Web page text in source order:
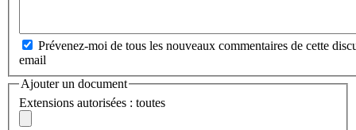
Prévenez-moi de tous les nouveaux commentaires de cette
email
Ajouter un document
Extensions autorisées : toutes